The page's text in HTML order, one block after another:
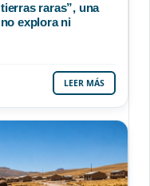
raras”, una
explora ni
LEER MÁS